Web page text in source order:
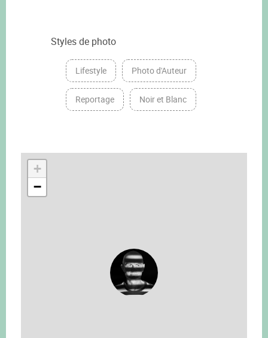
Styles de photo
Lifestyle Photo d'Auteur
Reportage Noir et Blanc
+
−